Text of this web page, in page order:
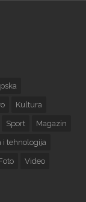
Kultura
Sport Magazin
i tehnologija
Video